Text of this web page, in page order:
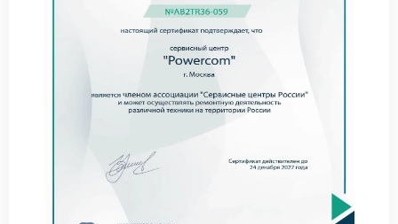
Что можно попробовать до
обращения в сервис
Прежде чем планировать ремонт Powercom,
выполните простые шаги:
убедитесь, что драйверы и ПО обновлены до
последней версии;
проверьте настройки сетевого подключения и